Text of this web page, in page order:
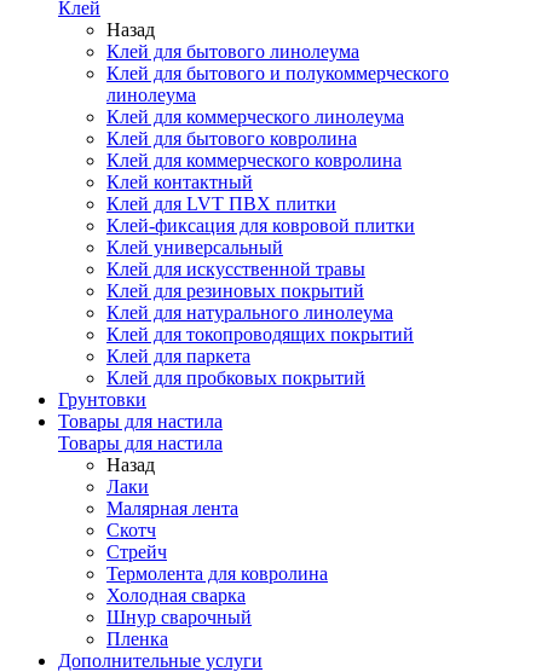
Клей
Назад
Клей для бытового линолеума
Клей для бытового и полукоммерческого
линолеума
Клей для коммерческого линолеума
Клей для бытового ковролина
Клей для коммерческого ковролина
Клей контактный
Клей для LVT ПВХ плитки
Клей-фиксация для ковровой плитки
Клей универсальный
Клей для искусственной травы
Клей для резиновых покрытий
Клей для натурального линолеума
Клей для токопроводящих покрытий
Клей для паркета
Клей для пробковых покрытий
Грунтовки
Товары для настила
Товары для настила
Назад
Лаки
Малярная лента
Скотч
Стрейч
Термолента для ковролина
Холодная сварка
Шнур сварочный
Пленка
Дополнительные услуги